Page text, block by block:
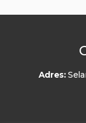
Adres: